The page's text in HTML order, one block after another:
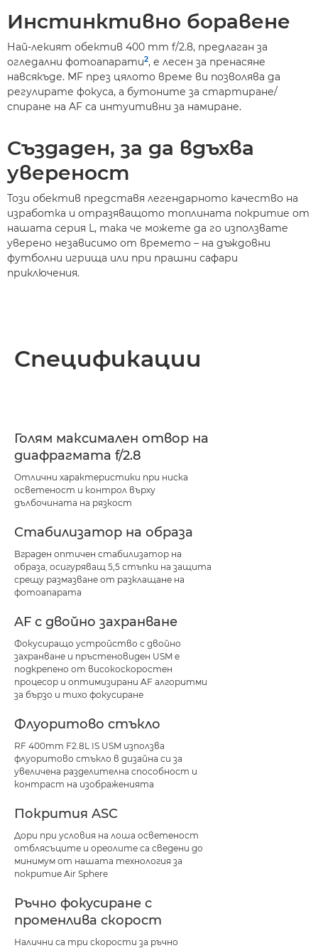
Инстинктивно боравене
Най-лекият обектив 400 mm f/2.8, предлаган за
огледални фотоапарати2, е лесен за пренасяне
навсякъде. MF през цялото време ви позволява да
регулирате фокуса, а бутоните за стартиране/
спиране на AF са интуитивни за намиране.
Създаден, за да вдъхва
увереност
Този обектив представя легендарното качество на
изработка и отразяващото топлината покритие от
нашата серия L, така че можете да го използвате
уверено независимо от времето – на дъждовни
футболни игрища или при прашни сафари
приключения.
Спецификации
Голям максимален отвор на
диафрагмата f/2.8
Отлични характеристики при ниска
осветеност и контрол върху
дълбочината на рязкост
Стабилизатор на образа
Вграден оптичен стабилизатор на
образа, осигуряващ 5,5 стъпки на защита
срещу размазване от разклащане на
фотоапарата
AF с двойно захранване
Фокусиращо устройство с двойно
захранване и пръстеновиден USM е
подкрепено от високоскоростен
процесор и оптимизирани AF алгоритми
за бързо и тихо фокусиране
Флуоритово стъкло
RF 400mm F2.8L IS USM използва
флуоритово стъкло в дизайна си за
увеличена разделителна способност и
контраст на изображенията
Покрития ASC
Дори при условия на лоша осветеност
отблясъците и ореолите са сведени до
минимум от нашата технология за
покритие Air Sphere
Ръчно фокусиране с
променлива скорост
Налични са три скорости за ръчно